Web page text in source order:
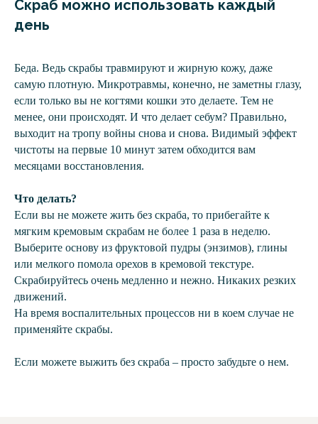
Скраб можно использовать каждый
день
Беда. Ведь скрабы травмируют и жирную кожу, даже
самую плотную. Микротравмы, конечно, не заметны глазу,
если только вы не когтями кошки это делаете. Тем не
менее, они происходят. И что делает себум? Правильно,
выходит на тропу войны снова и снова. Видимый эффект
чистоты на первые 10 минут затем обходится вам
месяцами восстановления.
Что делать?
Если вы не можете жить без скраба, то прибегайте к
мягким кремовым скрабам не более 1 раза в неделю.
Выберите основу из фруктовой пудры (энзимов), глины
или мелкого помола орехов в кремовой текстуре.
Скрабируйтесь очень медленно и нежно. Никаких резких
движений.
На время воспалительных процессов ни в коем случае не
применяйте скрабы.
Если можете выжить без скраба – просто забудьте о нем.